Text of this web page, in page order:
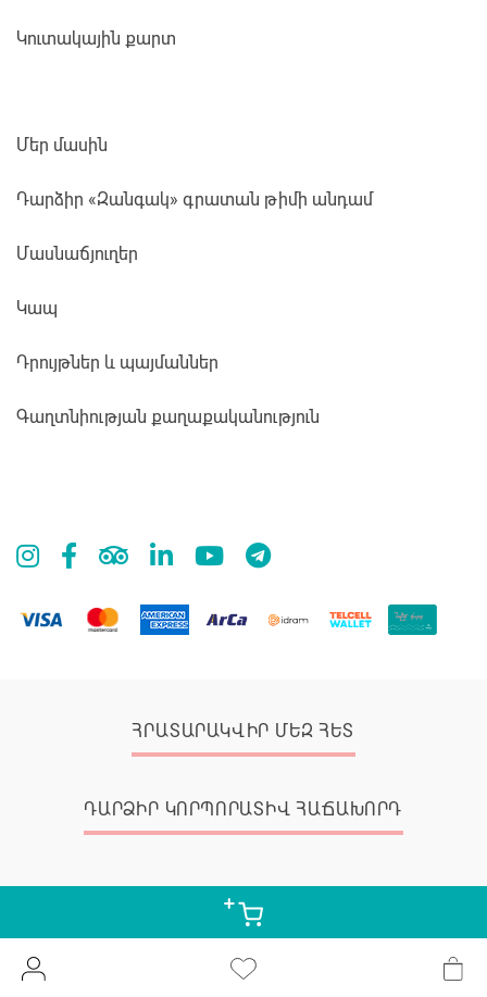
Կուտակային քարտ
Մեր մասին
Դարձիր «Զանգակ» գրատան թիմի անդամ
Մասնաճյուղեր
Կապ
Դրույթներ և պայմաններ
Գաղտնիության քաղաքականություն
ՀՐԱՏԱՐԱԿՎԻՐ ՄԵԶ ՀԵՏ
ԴԱՐՁԻՐ ԿՈՐՊՈՐԱՏԻՎ ՀԱՃԱԽՈՐԴ
© 2026 Zangak Bookstore, all rights reserved